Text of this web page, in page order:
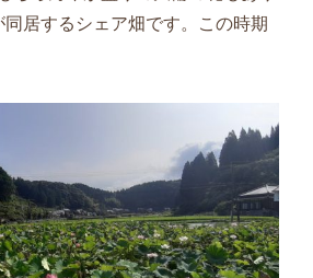
同居するシェア畑です。この時期